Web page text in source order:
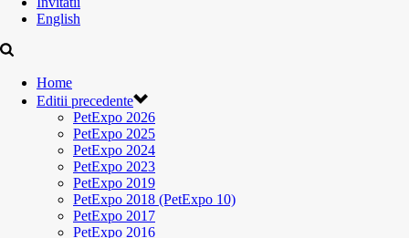
English
Home
Editii precedente
PetExpo 2026
PetExpo 2025
PetExpo 2024
PetExpo 2023
PetExpo 2019
PetExpo 2018 (PetExpo 10)
PetExpo 2017
PetExpo 2016